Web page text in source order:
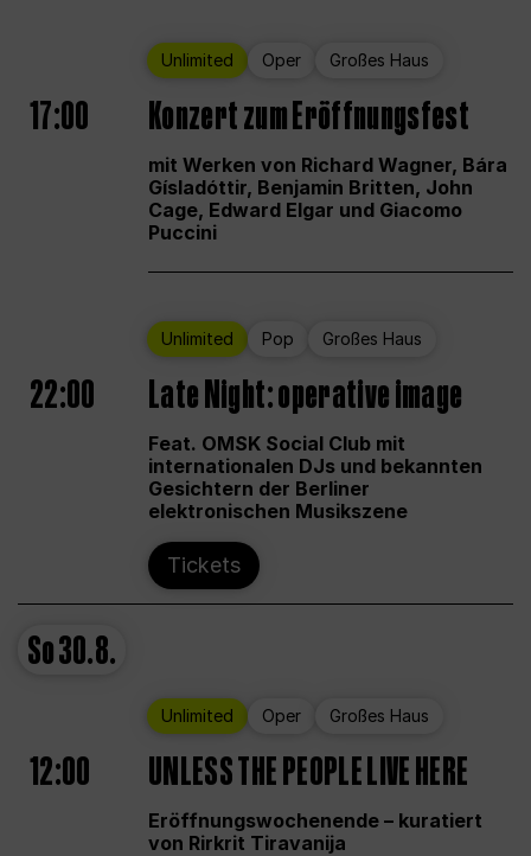
Unlimited Oper Großes Haus
17:00 Konzert zum Eröffnungsfest
mit Werken von Richard Wagner, Bára
Gísladóttir, Benjamin Britten, John
Cage, Edward Elgar und Giacomo
Puccini
Unlimited Pop Großes Haus
22:00 Late Night: operative image
Feat. OMSK Social Club mit
internationalen DJs und bekannten
Gesichtern der Berliner
elektronischen Musikszene
Tickets
So30.8.
Unlimited Oper Großes Haus
12:00 UNLESS THE PEOPLE LIVE HERE
Eröffnungswochenende – kuratiert
von Rirkrit Tiravanija